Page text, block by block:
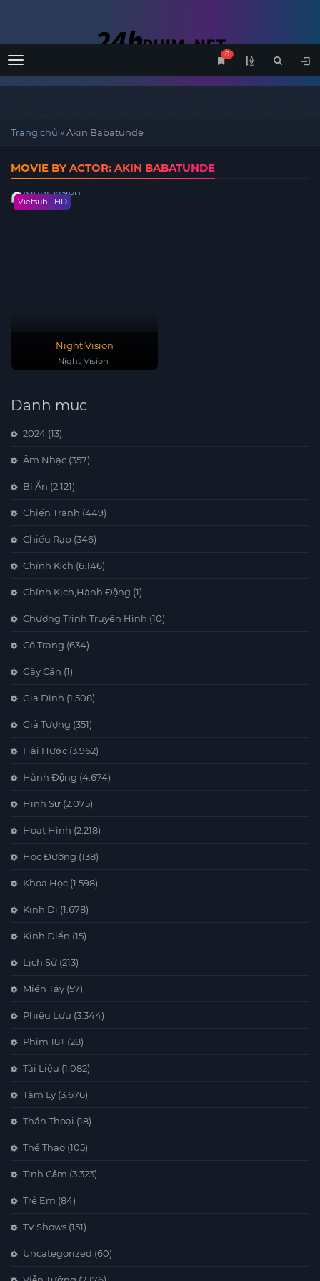
Menu
0
Trang chủ »Akin Babatunde
MOVIE BY ACTOR: AKIN BABATUNDE
Vietsub - HD
Night Vision
Night Vision
Danh mục
2024 (13)
Âm Nhạc (357)
Bí Ẩn (2.121)
Chiến Tranh (449)
Chiếu Rạp (346)
Chính Kịch (6.146)
Chính Kịch,Hành Động (1)
Chương Trình Truyền Hình (10)
Cổ Trang (634)
Gây Cấn (1)
Gia Đình (1.508)
Giả Tượng (351)
Hài Hước (3.962)
Hành Động (4.674)
Hình Sự (2.075)
Hoạt Hình (2.218)
Học Đường (138)
Khoa Học (1.598)
Kinh Dị (1.678)
Kinh Điển (15)
Lịch Sử (213)
Miền Tây (57)
Phiêu Lưu (3.344)
Phim 18+ (28)
Tài Liệu (1.082)
Tâm Lý (3.676)
Thần Thoại (18)
Thể Thao (105)
Tình Cảm (3.323)
Trẻ Em (84)
TV Shows (151)
Uncategorized (60)